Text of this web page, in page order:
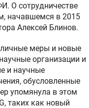
О сотрудничестве
начавшемся в 2015
Алексей Блинов.
меры и новые
организации и
и научные
обусловленные
упомянула в этом
таких как новый